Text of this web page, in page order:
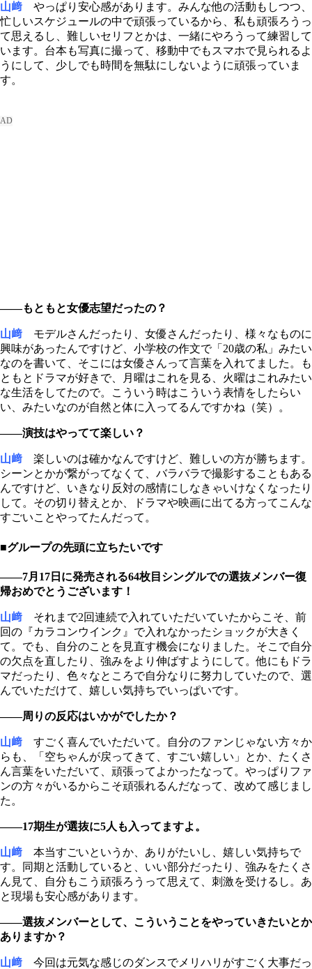
山﨑 やっぱり安心感があります。みんな他の活動もしつつ、
忙しいスケジュールの中で頑張っているから、私も頑張ろうっ
て思えるし、難しいセリフとかは、一緒にやろうって練習して
います。台本も写真に撮って、移動中でもスマホで見られるよ
うにして、少しでも時間を無駄にしないように頑張っていま
す。
――もともと女優志望だったの？
山﨑 モデルさんだったり、女優さんだったり、様々なものに
興味があったんですけど、小学校の作文で「20歳の私」みたい
なのを書いて、そこには女優さんって言葉を入れてました。も
ともとドラマが好きで、月曜はこれを見る、火曜はこれみたい
な生活をしてたので。こういう時はこういう表情をしたらい
い、みたいなのが自然と体に入ってるんですかね（笑）。
――演技はやってて楽しい？
山﨑 楽しいのは確かなんですけど、難しいの方が勝ちます。
シーンとかが繋がってなくて、バラバラで撮影することもある
んですけど、いきなり反対の感情にしなきゃいけなくなったり
して。その切り替えとか、ドラマや映画に出てる方ってこんな
すごいことやってたんだって。
■グループの先頭に立ちたいです
――7月17日に発売される64枚目シングルでの選抜メンバー復
帰おめでとうございます！
山﨑 それまで2回連続で入れていただいていたからこそ、前
回の『カラコンウインク』で入れなかったショックが大きく
て。でも、自分のことを見直す機会になりました。そこで自分
の欠点を直したり、強みをより伸ばすようにして。他にもドラ
マだったり、色々なところで自分なりに努力していたので、選
んでいただけて、嬉しい気持ちでいっぱいです。
――周りの反応はいかがでしたか？
山﨑 すごく喜んでいただいて。自分のファンじゃない方々か
らも、「空ちゃんが戻ってきて、すごい嬉しい」とか、たくさ
ん言葉をいただいて、頑張ってよかったなって。やっぱりファ
ンの方々がいるからこそ頑張れるんだなって、改めて感じまし
た。
――17期生が選抜に5人も入ってますよ。
山﨑 本当すごいというか、ありがたいし、嬉しい気持ちで
す。同期と活動していると、いい部分だったり、強みをたくさ
ん見て、自分もこう頑張ろうって思えて、刺激を受けるし。あ
と現場も安心感があります。
――選抜メンバーとして、こういうことをやっていきたいとか
ありますか？
山﨑 今回は元気な感じのダンスでメリハリがすごく大事だっ